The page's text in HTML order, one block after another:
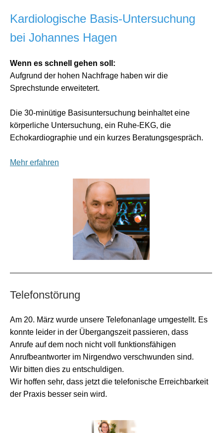
Kardiologische Basis-Untersuchung
bei Johannes Hagen
Wenn es schnell gehen soll:
Aufgrund der hohen Nachfrage haben wir die
Sprechstunde erweitetert.
Die 30-minütige Basisuntersuchung beinhaltet eine
körperliche Untersuchung, ein Ruhe-EKG, die
Echokardiographie und ein kurzes Beratungsgespräch.
Mehr erfahren
Telefonstörung
Am 20. März wurde unsere Telefonanlage umgestellt. Es
konnte leider in der Übergangszeit passieren, dass
Anrufe auf dem noch nicht voll funktionsfähigen
Anrufbeantworter im Nirgendwo verschwunden sind.
Wir bitten dies zu entschuldigen.
Wir hoffen sehr, dass jetzt die telefonische Erreichbarkeit
der Praxis besser sein wird.